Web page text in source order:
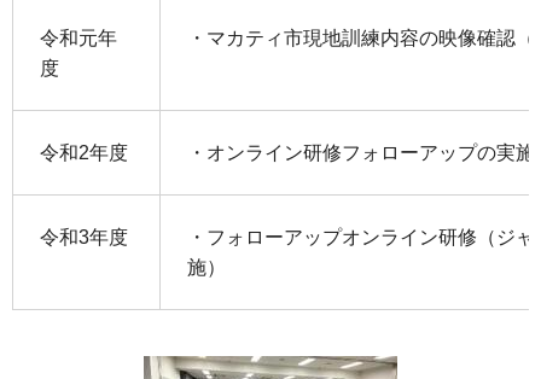
令和元年
度
・マカティ市現地訓練内容の映像確認（
令和2年度 ・オンライン研修フォローアップの実
令和3年度
・フォローアップオンライン研修（ジ
施）